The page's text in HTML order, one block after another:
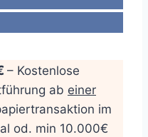
– Kostenlose
ab einer
im
od. min 10.000€